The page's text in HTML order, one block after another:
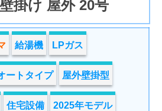
掛け 屋外 20号
給湯機 LPガス
ートタイプ 屋外壁掛型
住宅設備 2025年モデル